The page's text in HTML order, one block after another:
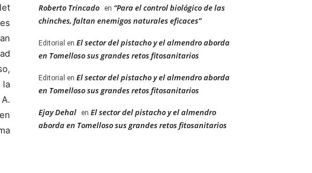
la
Roberto Trincado en “Para el control biológico de las
chinches, faltan enemigos naturales eficaces”
Editorial en El sector del pistacho y el almendro aborda
en Tomelloso sus grandes retos fitosanitarios
Editorial en El sector del pistacho y el almendro aborda
en Tomelloso sus grandes retos fitosanitarios
Ejay Dehal en El sector del pistacho y el almendro
aborda en Tomelloso sus grandes retos fitosanitarios